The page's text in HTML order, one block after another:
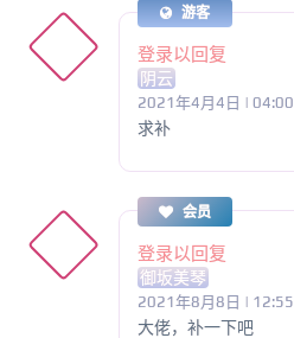
游客
登录以回复
阴云
2021年4月4日 | 04:00
求补
会员
登录以回复
御坂美琴
2021年8月8日 | 12:55
大佬，补一下吧